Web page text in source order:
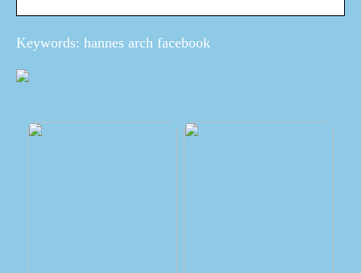
Keywords: hannes arch facebook